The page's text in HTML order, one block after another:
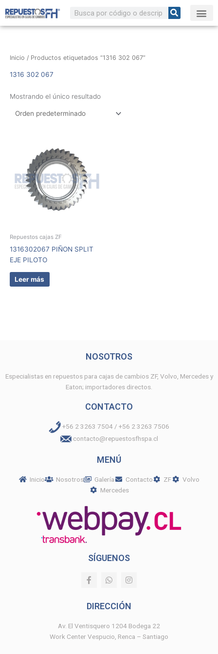
contenido
Buscar
Inicio / Productos etiquetados “1316 302 067”
1316 302 067
Mostrando el único resultado
Repuestos cajas ZF
1316302067 PIÑON SPLIT
EJE PILOTO
Leer más
NOSOTROS
Especialistas en repuestos para cajas de cambios ZF, Volvo, Mercedes y
Eaton; importadores directos.
CONTACTO
+56 2 3263 7504 / +56 2 3263 7506
contacto@repuestosfhspa.cl
MENÚ
Inicio Nosotros Galería Contacto ZF
Volvo
Mercedes
SÍGUENOS
F
a
b
o
k
-
W
h
s
p
p
I
n
a
r
a
m
DIRECCIÓN
Av. El Ventisquero 1204 Bodega 22
Work Center Vespucio, Renca – Santiago